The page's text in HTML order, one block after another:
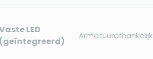
LED
Armatuurafhankelijk